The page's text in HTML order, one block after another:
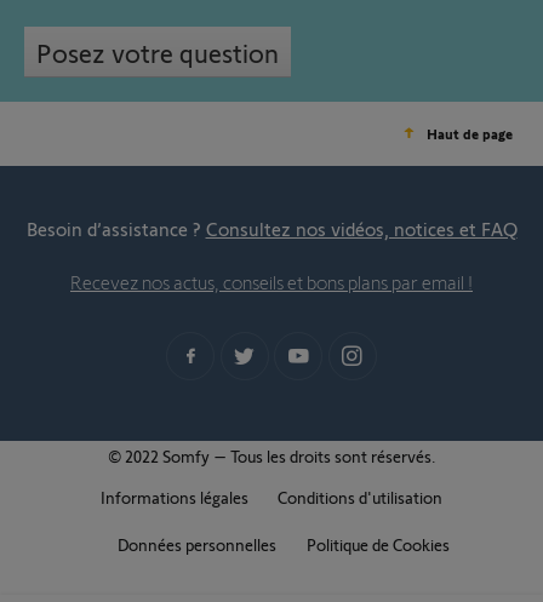
Posez votre question
Haut de page
Besoin d’assistance ? Consultez nos vidéos, notices et FAQ
Recevez nos actus, conseils et bons plans par email !
© 2022 Somfy – Tous les droits sont réservés.
Informations légales
Conditions d'utilisation
Données personnelles Politique de Cookies